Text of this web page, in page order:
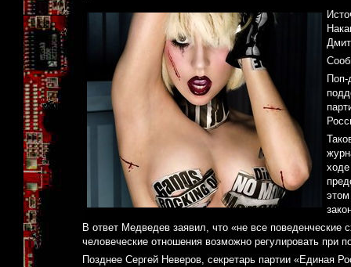
Поп-
В ответ Медведев заявил, что «не все поведенческие
человеческие отношения возможно регулировать при
Позднее Сергей Неверов, секретарь партии «Единая